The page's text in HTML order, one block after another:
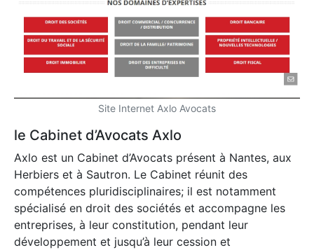
Site Internet Axlo Avocats
le Cabinet d’Avocats Axlo
Axlo est un Cabinet d’Avocats présent à Nantes, aux
Herbiers et à Sautron. Le Cabinet réunit des
compétences pluridisciplinaires; il est notamment
spécialisé en droit des sociétés et accompagne les
entreprises, à leur constitution, pendant leur
développement et jusqu’à leur cession et